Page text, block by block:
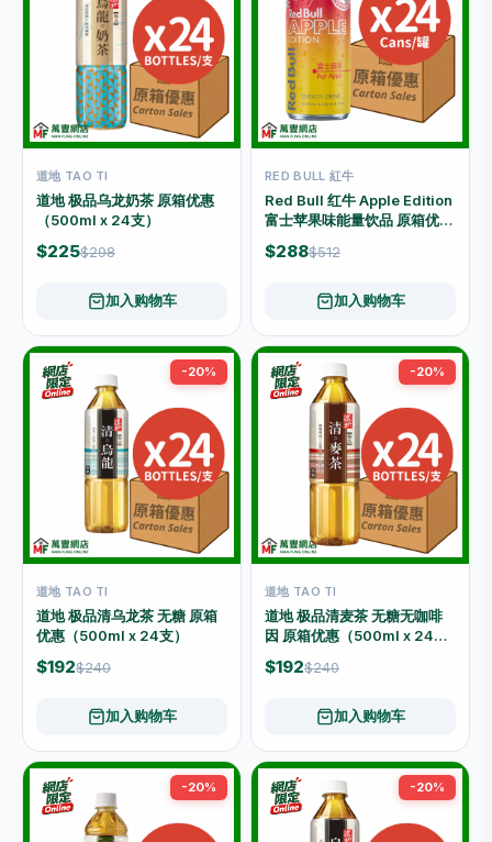
道地 TAO TI
道地 极品乌龙奶茶 原箱优惠
（500ml x 24支）
$225$298
加入购物车
RED BULL 紅牛
Red Bull 红牛 Apple Edition
富士苹果味能量饮品 原箱优惠
（250毫升 × 24罐）
$288$512
加入购物车
-20%
道地 TAO TI
道地 极品清乌龙茶 无糖 原箱
优惠（500ml x 24支）
$192$240
加入购物车
-20%
道地 TAO TI
道地 极品清麦茶 无糖无咖啡
因 原箱优惠（500ml x 24
支）
$192$240
加入购物车
-20% -20%